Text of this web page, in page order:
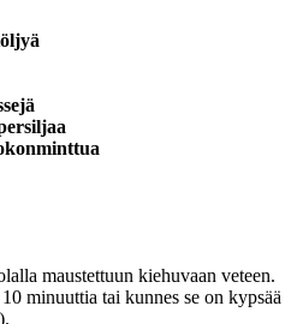
maustettuun kiehuvaan veteen.
minuuttia tai kunnes se on kypsää